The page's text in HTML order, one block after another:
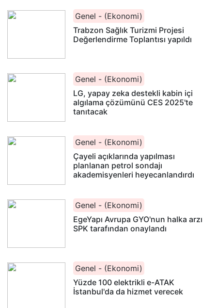
Genel - (Ekonomi)
Trabzon Sağlık Turizmi Projesi
Değerlendirme Toplantısı yapıldı
Genel - (Ekonomi)
LG, yapay zeka destekli kabin içi
algılama çözümünü CES 2025'te
tanıtacak
Genel - (Ekonomi)
Çayeli açıklarında yapılması
planlanan petrol sondajı
akademisyenleri heyecanlandırdı
Genel - (Ekonomi)
EgeYapı Avrupa GYO'nun halka arzı
SPK tarafından onaylandı
Genel - (Ekonomi)
Yüzde 100 elektrikli e-ATAK
İstanbul'da da hizmet verecek